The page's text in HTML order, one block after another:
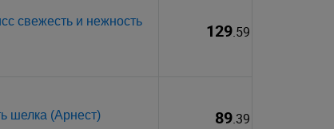
свежесть и нежность
129.59
шелка (Арнест) 89.39